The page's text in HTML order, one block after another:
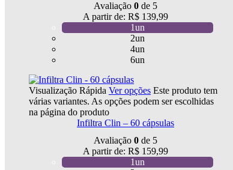
Avaliação 0 de 5
A partir de: R$ 139,99
1un
2un
4un
6un
Visualização Rápida Ver opções Este produto tem
várias variantes. As opções podem ser escolhidas
na página do produto
Infiltra Clin – 60 cápsulas
Avaliação 0 de 5
A partir de: R$ 159,99
1un